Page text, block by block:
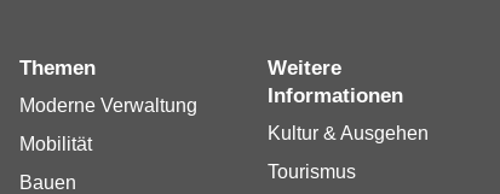
Themen
Moderne Verwaltung
Mobilität
Bauen
Weitere
Informationen
Kultur & Ausgehen
Tourismus